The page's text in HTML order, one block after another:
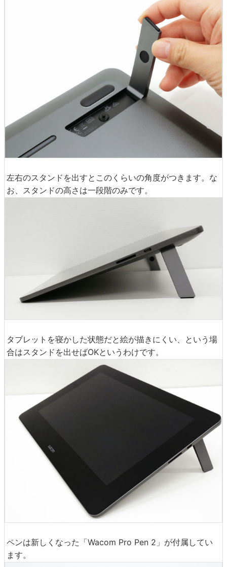
左右のスタンドを出すとこのくらいの角度がつきます。な
お、スタンドの高さは一段階のみです。
タブレットを寝かした状態だと絵が描きにくい、という場
合はスタンドを出せばOKというわけです。
ペンは新しくなった「Wacom Pro Pen 2」が付属してい
ます。